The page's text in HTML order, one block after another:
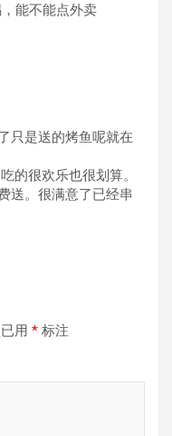
能不能点外卖
只是送的烤鱼呢就在
的很欢乐也很划算。
送。很满意了已经串
用 * 标注